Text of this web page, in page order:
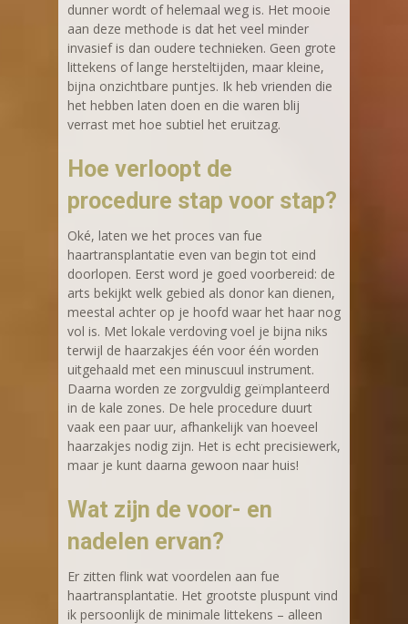
dunner wordt of helemaal weg is. Het mooie
aan deze methode is dat het veel minder
invasief is dan oudere technieken. Geen grote
littekens of lange hersteltijden, maar kleine,
bijna onzichtbare puntjes. Ik heb vrienden die
het hebben laten doen en die waren blij
verrast met hoe subtiel het eruitzag.
Hoe verloopt de
procedure stap voor stap?
Oké, laten we het proces van fue
haartransplantatie even van begin tot eind
doorlopen. Eerst word je goed voorbereid: de
arts bekijkt welk gebied als donor kan dienen,
meestal achter op je hoofd waar het haar nog
vol is. Met lokale verdoving voel je bijna niks
terwijl de haarzakjes één voor één worden
uitgehaald met een minuscuul instrument.
Daarna worden ze zorgvuldig geïmplanteerd
in de kale zones. De hele procedure duurt
vaak een paar uur, afhankelijk van hoeveel
haarzakjes nodig zijn. Het is echt precisiewerk,
maar je kunt daarna gewoon naar huis!
Wat zijn de voor- en
nadelen ervan?
Er zitten flink wat voordelen aan fue
haartransplantatie. Het grootste pluspunt vind
ik persoonlijk de minimale littekens – alleen